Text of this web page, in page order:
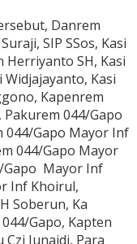
Danrem
SIP SSos, Kasi
SH, Kasi
Kasi
Kapenrem
044/Gapo
044/Gapo Mayor Inf
044/Gapo Mayor
Gapo Mayor Inf
Inf Khoirul,
Soberun, Ka
Gapo, Kapten
Czi Junaidi, Para